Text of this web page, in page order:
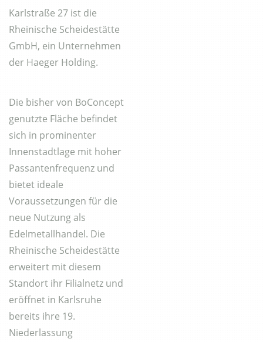
Karlstraße 27 ist die
Rheinische Scheidestätte
GmbH, ein Unternehmen
der Haeger Holding.
Die bisher von BoConcept
genutzte Fläche befindet
sich in prominenter
Innenstadtlage mit hoher
Passantenfrequenz und
bietet ideale
Voraussetzungen für die
neue Nutzung als
Edelmetallhandel. Die
Rheinische Scheidestätte
erweitert mit diesem
Standort ihr Filialnetz und
eröffnet in Karlsruhe
bereits ihre 19.
Niederlassung